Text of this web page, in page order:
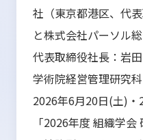
社（東京都港区、代
と株式会社パーソル
代表取締役社長：岩
学術院経営管理研究
2026年6月20日(土)
「2026年度 組織学会